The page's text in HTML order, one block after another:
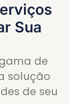
Sua
de
solução
de seu